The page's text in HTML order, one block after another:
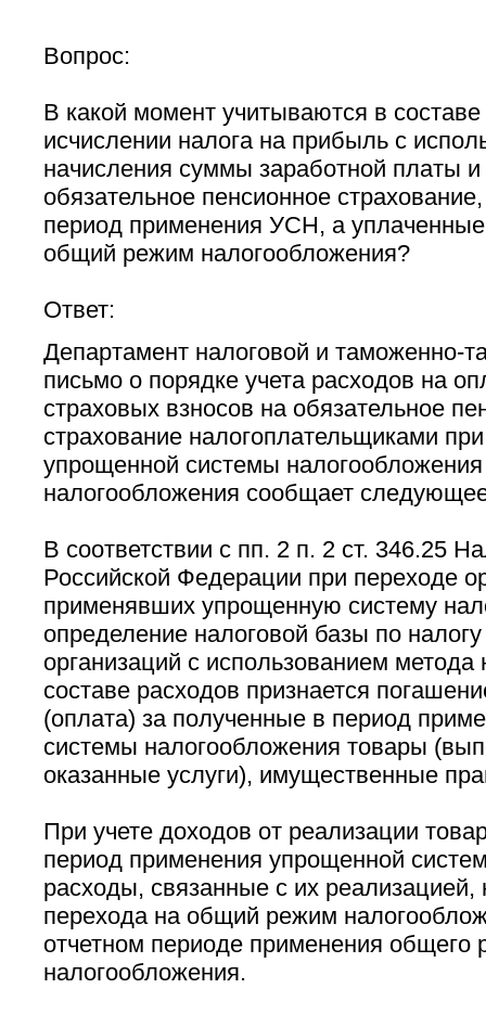
Вопрос:
В какой момент учитываются в
исчислении налога на прибыль с
начисления суммы заработной платы и
обязательное пенсионное
период применения УСН, а
общий режим налогообложения?
Ответ:
Департамент налоговой и таможенно-
письмо о порядке учета расходов на
страховых взносов на обязательное
страхование налогоплательщиками
упрощенной системы
налогообложения сообщает
В соответствии с пп. 2 п. 2 ст. 346.25
Российской Федерации при переходе
применявших упрощенную систему
определение налоговой базы по
организаций с использованием метода
составе расходов признается
(оплата) за полученные в период
системы налогообложения товары
оказанные услуги), имущественные
При учете доходов от реализации
период применения упрощенной
расходы, связанные с их
перехода на общий режим
отчетном периоде применения общего
налогообложения.